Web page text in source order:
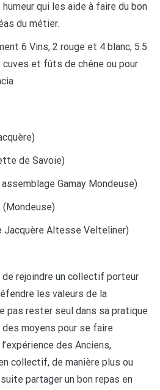
qui les aide à faire du bon
du métier.
6 Vins, 2 rouge et 4 blanc, 5.5
cuves et fûts de chêne ou pour
de Savoie)
Gamay Mondeuse)
(Mondeuse)
Jacquère Altesse Velteliner)
de rejoindre un collectif porteur
les valeurs de la
pas rester seul dans sa pratique
moyens pour se faire
des Anciens,
collectif, de manière plus ou
partager un bon repas en